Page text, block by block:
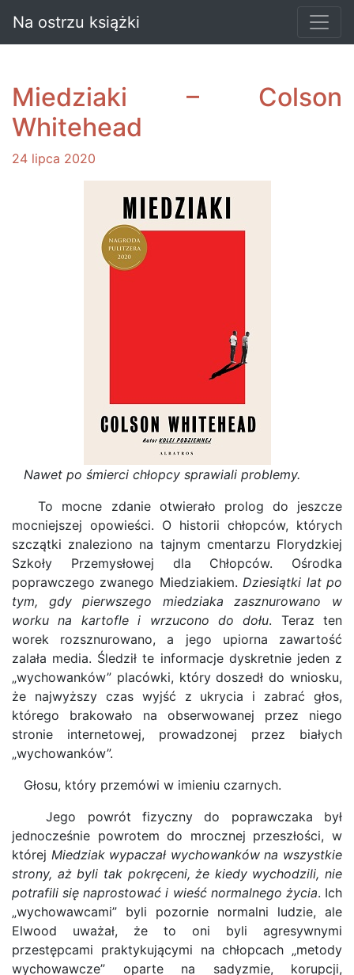
Na ostrzu książki
Miedziaki – Colson
Whitehead
24 lipca 2020
Nawet po śmierci chłopcy sprawiali problemy.
To mocne zdanie otwierało prolog do jeszcze
mocniejszej opowieści. O historii chłopców, których
szczątki znaleziono na tajnym cmentarzu Florydzkiej
Szkoły Przemysłowej dla Chłopców. Ośrodka
poprawczego zwanego Miedziakiem.Dziesiątki lat po
tym, gdy pierwszego miedziaka zasznurowano w
worku na kartofle i wrzucono do dołu. Teraz ten
worek rozsznurowano, a jego upiorna zawartość
zalała media. Śledził te informacje dyskretnie jeden z
„wychowanków” placówki, który doszedł do wniosku,
że najwyższy czas wyjść z ukrycia i zabrać głos,
którego brakowało na obserwowanej przez niego
stronie internetowej, prowadzonej przez białych
„wychowanków”.
Głosu, który przemówi w imieniu czarnych.
Jego powrót fizyczny do poprawczaka był
jednocześnie powrotem do mrocznej przeszłości, w
której Miedziak wypaczał wychowanków na wszystkie
strony, aż byli tak pokręceni, że kiedy wychodzili, nie
potrafili się naprostować i wieść normalnego życia. Ich
„wychowawcami” byli pozornie normalni ludzie, ale
Elwood uważał, że to oni byli agresywnymi
przestępcami praktykującymi na chłopcach „metody
wychowawcze” oparte na sadyzmie, korupcji,